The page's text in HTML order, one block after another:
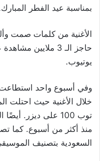
بمناسبة عيد الفطر
الأغنية من كلمات صمت
حاجز الـ 3 ملايين
يوتيوب.
وفي أسبوع واحد استطاعت
خلال الأغنية حيث احتلت
توب 100 على ديزر.
منذ أكثر من أسبوع. كما
السعودية بتصنيف